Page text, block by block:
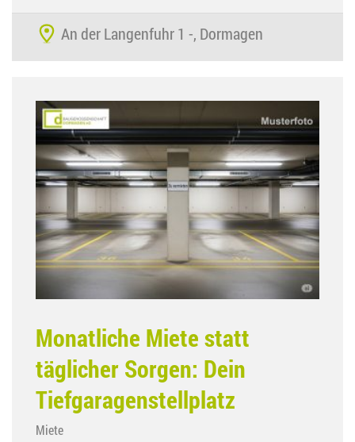
An der Langenfuhr 1 -, Dormagen
Monatliche Miete statt
täglicher Sorgen: Dein
Tiefgaragenstellplatz
Miete